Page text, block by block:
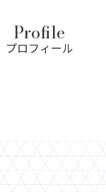
Profile
プロフィール